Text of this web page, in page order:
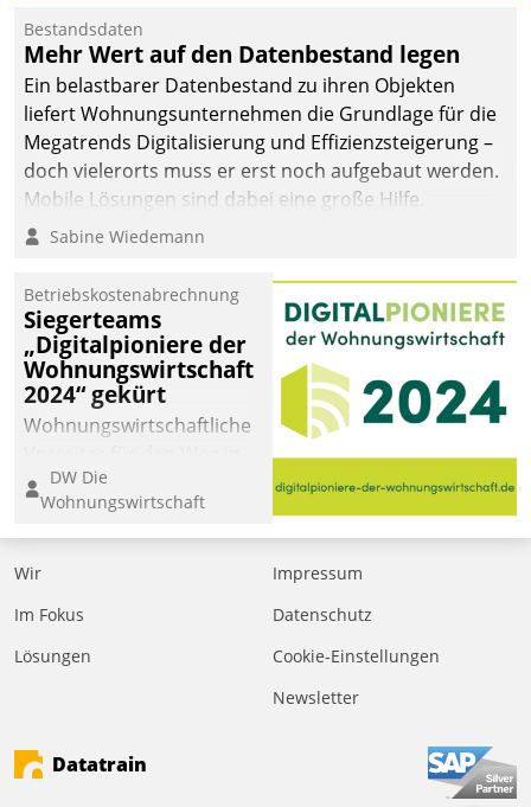
Bestandsdaten
Mehr Wert auf den Datenbestand legen
Ein belastbarer Datenbestand zu ihren Objekten
liefert Wohnungsunternehmen die Grundlage für die
Megatrends Digitalisierung und Effizienzsteigerung –
doch vielerorts muss er erst noch aufgebaut werden.
Mobile Lösungen sind dabei eine große Hilfe.
Sabine Wiedemann
Betriebskostenabrechnung
Siegerteams
„Digitalpioniere der
Wohnungswirtschaft
2024“ gekürt
Wohnungswirtschaftliche
eine digitale Zukunft zu
finden, ist das Ziel des
Awards „Digitalpioniere
der
Bewerben können sich
dafür ein Team
DW Die
Wohnungswirtschaft
Wir
Im Fokus
Lösungen
Impressum
Datenschutz
Cookie-Einstellungen
Newsletter
Datatrain